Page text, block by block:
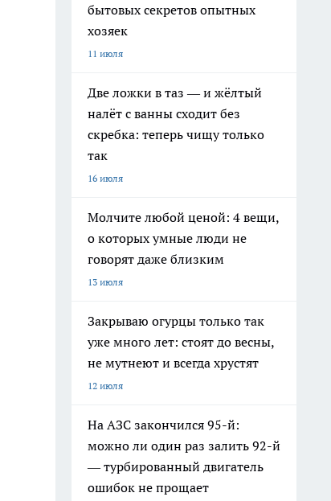
бытовых секретов опытных
хозяек
11 июля
Две ложки в таз — и жёлтый
налёт с ванны сходит без
скребка: теперь чищу только
так
16 июля
Молчите любой ценой: 4 вещи,
о которых умные люди не
говорят даже близким
13 июля
Закрываю огурцы только так
уже много лет: стоят до весны,
не мутнеют и всегда хрустят
12 июля
На АЗС закончился 95-й:
можно ли один раз залить 92-й
— турбированный двигатель
ошибок не прощает